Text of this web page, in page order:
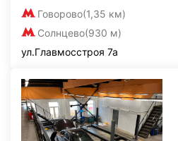
Говорово(1,35 км)
Солнцево(930 м)
ул.Главмосстроя 7а